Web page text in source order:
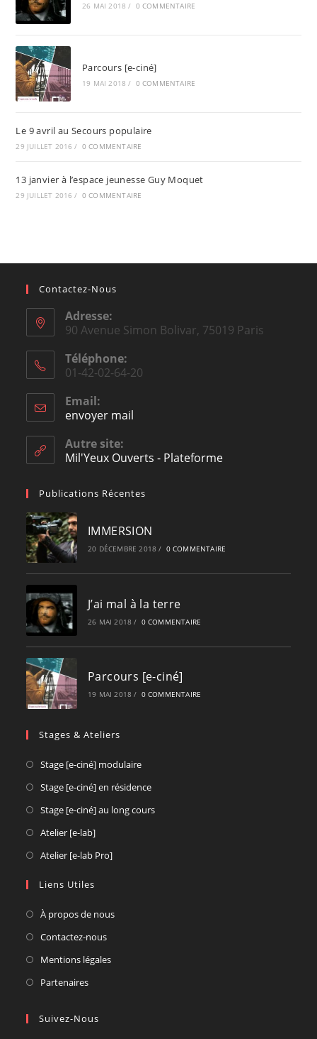
26 MAI 2018 / 0 COMMENTAIRE
Parcours [e-ciné]
19 MAI 2018 / 0 COMMENTAIRE
Le 9 avril au Secours populaire
29 JUILLET 2016 / 0 COMMENTAIRE
13 janvier à l’espace jeunesse Guy Moquet
29 JUILLET 2016 / 0 COMMENTAIRE
Contactez-Nous
Adresse:
90 Avenue Simon Bolivar, 75019 Paris
Téléphone:
01-42-02-64-20
Email:
envoyer mail
application
Autre site:
Mil'Yeux Ouverts - Plateforme
Publications Récentes
IMMERSION
20 DÉCEMBRE 2018 / 0 COMMENTAIRE
J’ai mal à la terre
26 MAI 2018 / 0 COMMENTAIRE
Parcours [e-ciné]
19 MAI 2018 / 0 COMMENTAIRE
Stages & Ateliers
Stage [e-ciné] modulaireOpens
new
Stage [e-ciné] en résidenceOpens
Stage [e-ciné] au long coursOpens
Atelier [e-lab]Opens
Atelier [e-lab Pro]Opens
Liens Utiles
À propos de nous
Contactez-nous
Mentions légales
Partenaires
Suivez-Nous